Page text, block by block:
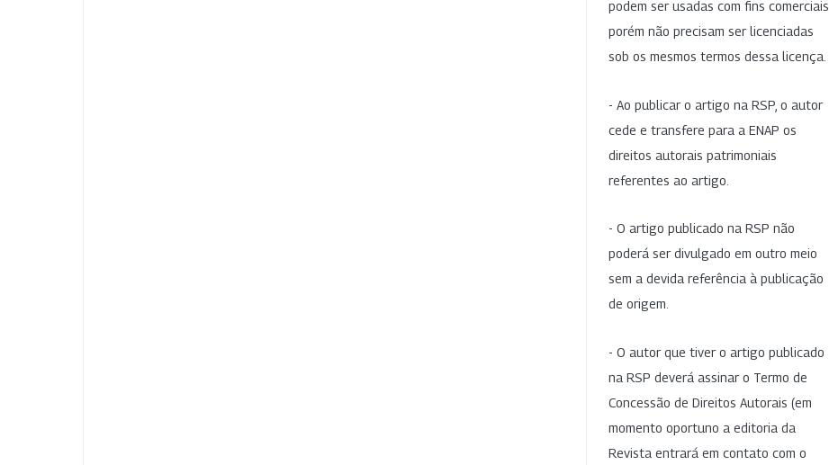
podem ser usadas com fins comerciais,
porém não precisam ser licenciadas
sob os mesmos termos dessa licença.
- Ao publicar o artigo na RSP, o autor
cede e transfere para a ENAP os
direitos autorais patrimoniais
referentes ao artigo.
- O artigo publicado na RSP não
poderá ser divulgado em outro meio
sem a devida referência à publicação
de origem.
- O autor que tiver o artigo publicado
na RSP deverá assinar o Termo de
Concessão de Direitos Autorais (em
momento oportuno a editoria da
Revista entrará em contato com o